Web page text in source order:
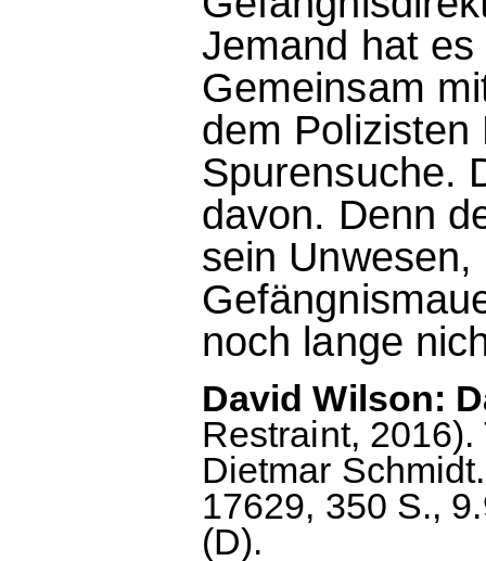
Jemand hat
Gemeinsam
dem
Spurensuche.
davon. Denn
sein
noch lange
David Wilson:
Restraint,
Dietmar
17629, 350 S.,
(D).